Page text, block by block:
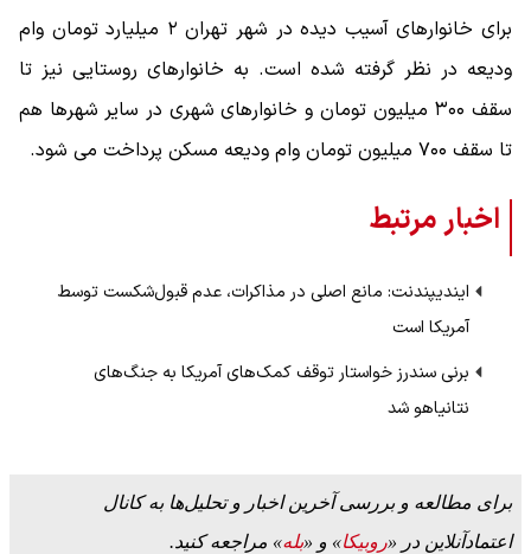
برای خانوارهای آسیب دیده در شهر تهران ۲ میلیارد تومان وام
ودیعه در نظر گرفته شده است. به خانوارهای روستایی نیز تا
سقف ۳۰۰ میلیون تومان و خانوارهای شهری در سایر شهرها هم
تا سقف ۷۰۰ میلیون تومان وام ودیعه مسکن پرداخت می شود.
اخبار مرتبط
ایندیپندنت: مانع اصلی در مذاکرات، عدم قبول‌شکست توسط
آمریکا است
برنی سندرز خواستار توقف کمک‌های آمریکا به جنگ‌های
نتانیاهو شد
برای مطالعه و بررسی آخرین اخبار و تحلیل‌ها به کانال
اعتمادآنلاین در «روبیکا» و «بله» مراجعه کنید.